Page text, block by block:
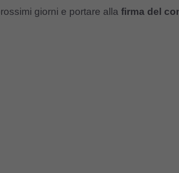
giorni e portare alla firma del